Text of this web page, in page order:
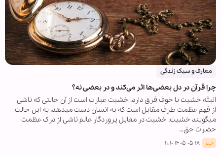
معارف و سبک زندگی
چرا قرآن در دل بعضی‌ها اثر می‌کند و در بعضی نه؟
البتّه خشیت با خوف فرق دارد. خشیت عبارت است از آن حالتی که ناشی
از فهم عظمت طرف مقابل است که به انسان دست میدهد؛ به این حالت
میگویند خشیت. خشیت در مقابل پروردگار عالم ناشی از درک عظمت
حضرت حق…
خبر ۱۴۰۵-۰۵-۱۸ ۱۱:۱۰